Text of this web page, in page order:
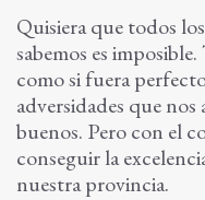
Quisiera que todos
sabemos es
como si fuera
adversidades que nos
buenos. Pero con el
conseguir la
nuestra provincia.